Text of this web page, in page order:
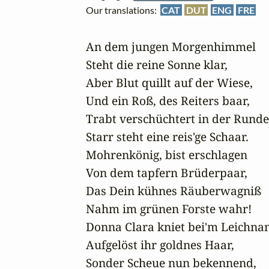
Our translations: CAT DUT ENG FRE
An dem jungen Morgenhimmel
Steht die reine Sonne klar,
Aber Blut quillt auf der Wiese,
Und ein Roß, des Reiters baar,
Trabt verschüchtert in der
Starr steht eine reis'ge Schaar.
Mohrenkönig, bist erschlagen
Von dem tapfern Brüderpaar,
Das Dein kühnes Räuberwagniß
Nahm im grünen Forste wahr!
Donna Clara kniet bei'm
Aufgelöst ihr goldnes Haar,
Sonder Scheue nun bekennend,